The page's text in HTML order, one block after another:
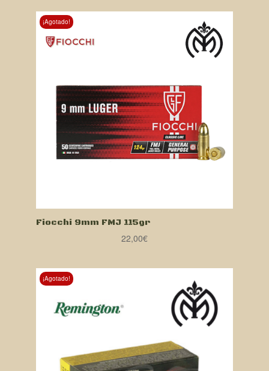
¡Agotado!
Fiocchi 9mm FMJ 115gr
22,00€
¡Agotado!